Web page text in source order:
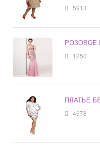
5913
РОЗОВОЕ
1250
ПЛАТЬЕ
4678